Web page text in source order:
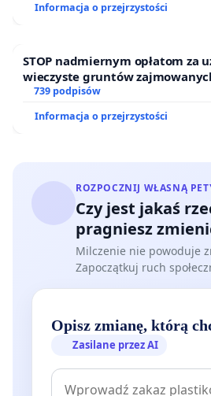
Informacja o przejrzystości
STOP nadmiernym opłatom za
wieczyste gruntów
ogrody działkowe.
739 podpisów
Informacja o przejrzystości
ROZPOCZNIJ WŁASNĄ
Czy jest jakaś
pragniesz
Milczenie nie powoduje
Zapoczątkuj ruch
Opisz zmianę, którą
Zasilane przez AI